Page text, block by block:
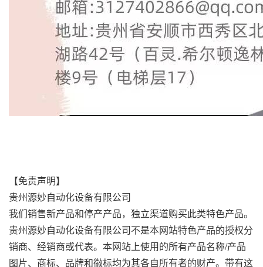
【免责声明】
贵州源妙自动化设备有限公司
我们销售新产品和停产产品，独立渠道购买此类特色产品。
贵州源妙自动化设备有限公司不是本网站特色产品的授权分
销商、经销商或代表。本网站上使用的所有产品名称/产品
图片、商标、品牌和徽标均为其各自所有者的财产。带有这